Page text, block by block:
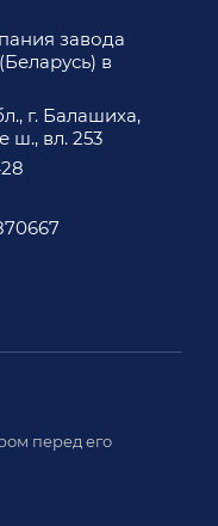
завода
в
г. Балашиха,
ш., вл. 253
перед его